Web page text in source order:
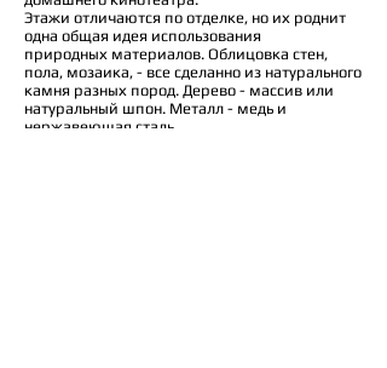
Этажи отличаются по отделке, но их роднит
одна общая идея использования
природных материалов. Облицовка стен,
пола, мозаика, - все сделанно из натурального
камня разных пород. Дерево - массив или
натуральный шпон. Металл - медь и
нержавеющая сталь.